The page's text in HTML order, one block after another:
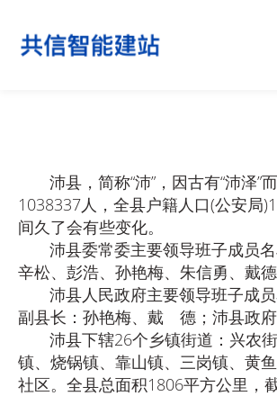
沛县，简称“沛”，因古有“沛泽”
1038337人，全县户籍人口(公安局
间久了会有些变化。
沛县委常委主要领导班子成员名
辛松、彭浩、孙艳梅、朱信勇、戴德
沛县人民政府主要领导班子成员
副县长：孙艳梅、戴 德；沛县政
沛县下辖26个乡镇街道：兴农街
镇、烧锅镇、靠山镇、三岗镇、黄
社区。全县总面积1806平方公里，